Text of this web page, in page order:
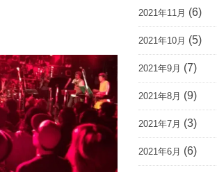
2021年11月 (6)
2021年10月 (5)
2021年9月 (7)
2021年8月 (9)
2021年7月 (3)
2021年6月 (6)